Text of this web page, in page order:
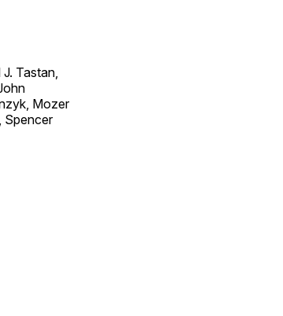
Tastan,
Mozer
Spencer